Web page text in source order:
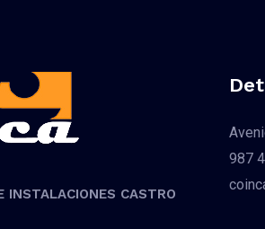
INSTALACIONES CASTRO
987